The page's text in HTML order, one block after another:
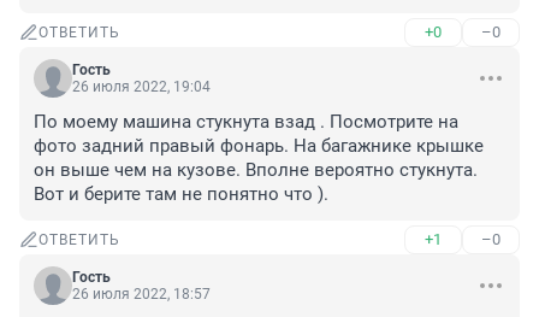
ОТВЕТИТЬ +0 –0
Гость
26 июля 2022, 19:04
По моему машина стукнута взад . Посмотрите на
фото задний правый фонарь. На багажнике крышке
он выше чем на кузове. Вполне вероятно стукнута.
Вот и берите там не понятно что ).
ОТВЕТИТЬ +1 –0
Гость
26 июля 2022, 18:57